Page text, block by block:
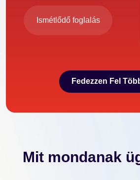
Ismétlődő foglalás
Fedezzen Fel
Mit mondanak